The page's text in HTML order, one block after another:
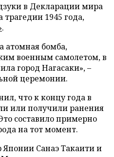
в Декларации мира
1945 года,
.
атомная бомба,
военным самолетом, в
город Нагасаки», –
церемонии.
что к концу года в
или получили ранения
составило примерно
на тот момент.
Санаэ Такаити и